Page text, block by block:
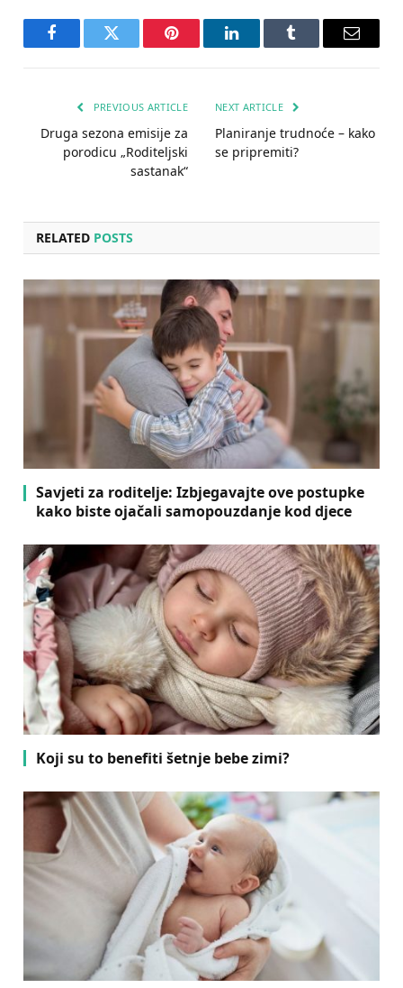
FacebookTwitter Pinterest LinkedInTumblr Email
PREVIOUS ARTICLE
Druga sezona emisije za
porodicu „Roditeljski
sastanak“
NEXT ARTICLE
Planiranje trudnoće – kako
se pripremiti?
RELATED POSTS
Savjeti za roditelje: Izbjegavajte ove postupke
kako biste ojačali samopouzdanje kod djece
Koji su to benefiti šetnje bebe zimi?